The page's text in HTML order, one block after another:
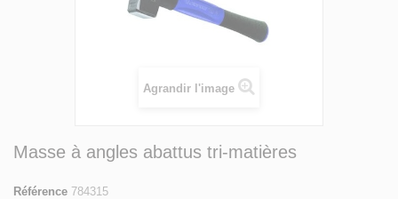
Agrandir l'image
Masse à angles abattus tri-matières
Référence 784315